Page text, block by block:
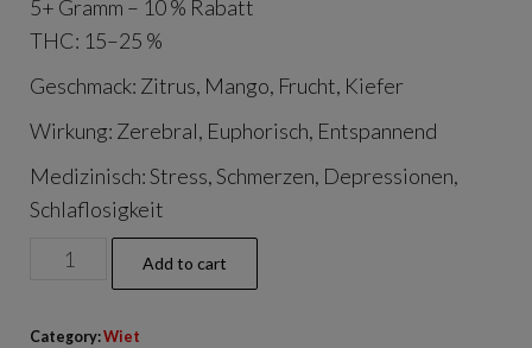
5+ Gramm – 10 % Rabatt
THC: 15–25 %
Geschmack: Zitrus, Mango, Frucht, Kiefer
Wirkung: Zerebral, Euphorisch, Entspannend
Medizinisch: Stress, Schmerzen, Depressionen,
Schlaflosigkeit
Green
Add to cart
Category:Wiet